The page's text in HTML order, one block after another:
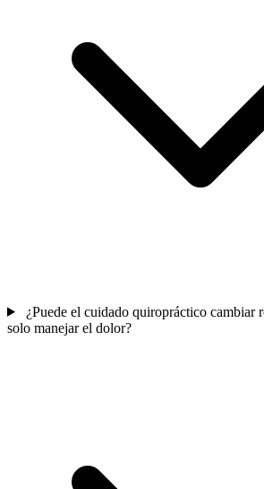
¿Puede el cuidado quiropráctico cambiar
solo manejar el dolor?